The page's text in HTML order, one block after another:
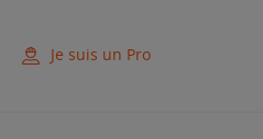
Je suis un Pro